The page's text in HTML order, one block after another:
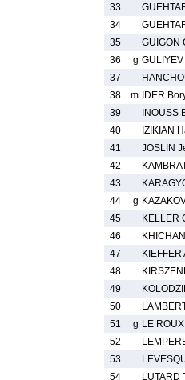
33
34
35
GUIGON
36
g
37
38
m IDER
39
INOUSS
40
IZIKIAN
41
JOSLIN
42
43
44
g
45
KELLER
46
47
KIEFFER
48
49
50
51
g LE
52
53
54
LUTARD